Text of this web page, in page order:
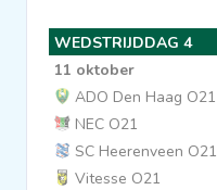
Overige links
WEDSTRIJDDAG 4
11 oktober
ADO Den Haag O21
NEC O21
SC Heerenveen O21
Vitesse O21